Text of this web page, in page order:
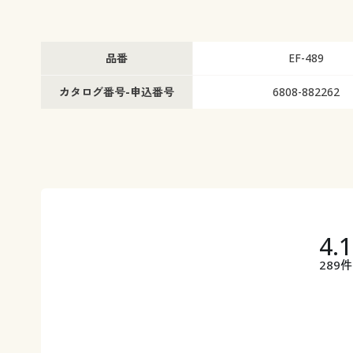
品番 EF-489
カタログ番号-申込番号 6808-882262
289件